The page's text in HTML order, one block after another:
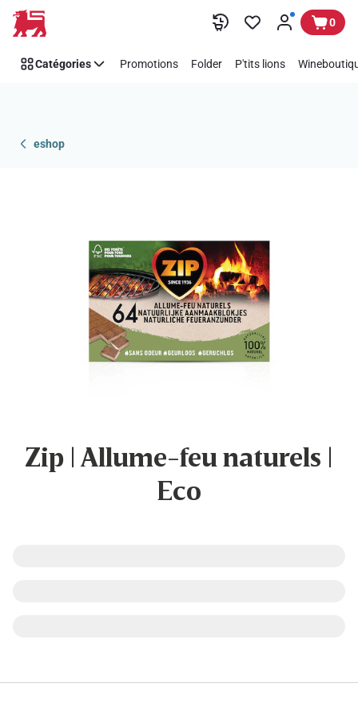
Passer 0
Catégories Promotions Folder P'tits lions
eshop
Zip | Allume-feu naturels |
Eco